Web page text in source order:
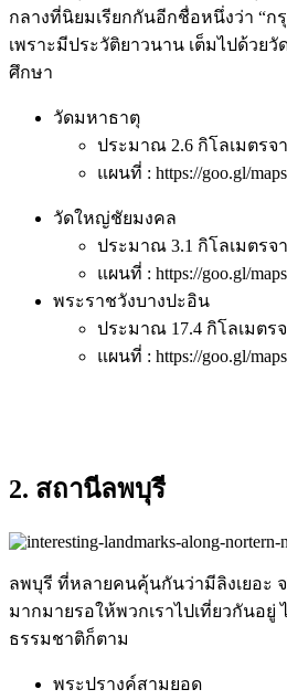
กลางที่นิยมเรียกกันอีกชื่อหนึ่งว่า “กรุ
เพราะมีประวัติยาวนาน เต็มไปด้วย
ศึกษา
วัดมหาธาตุ
ประมาณ 2.6 กิโลเมตรจ
แผนที่ : https://goo.gl/
วัดใหญ่ชัยมงคล
ประมาณ 3.1 กิโลเมตรจ
แผนที่ : https://goo.gl/
พระราชวังบางปะอิน
ประมาณ 17.4 กิโลเมตร
แผนที่ : https://goo.gl/
2. สถานีลพบุรี
ลพบุรี ที่หลายคนคุ้นกันว่ามีลิงเยอะ
มากมายรอให้พวกเราไปเที่ยวกันอยู่
ธรรมชาติก็ตาม
พระปรางค์สามยอด